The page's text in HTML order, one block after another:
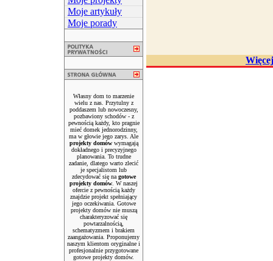
Moje artykuły
Moje porady
Własny dom to marzenie
wielu z nas. Przytulny z
poddaszem lub nowoczesny,
pozbawiony schodów - z
pewnością każdy, kto pragnie
mieć domek jednorodzinny,
ma w głowie jego zarys. Ale
projekty domówwymagają
dokładnego i precyzyjnego
planowania. To trudne
zadanie, dlatego warto zlecić
je specjalistom lub
zdecydować się na gotowe
projekty domów . W naszej
ofercie z pewnością każdy
znajdzie projekt spełniający
jego oczekiwania. Gotowe
projekty domów nie muszą
charakteryzować się
powtarzalnością,
schematyzmem i brakiem
zaangażowania. Proponujemy
naszym klientom oryginalne i
profesjonalnie przygotowane
gotowe projekty domów.